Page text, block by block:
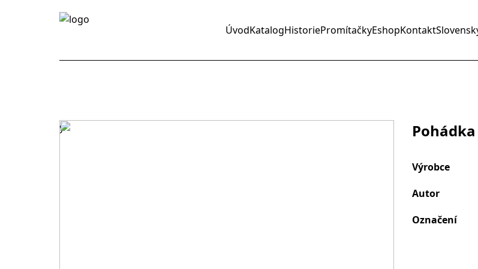
ÚvodKatalogHistoriePromítačkyEshopKontakt
y
Výrobce
Autor
Označení